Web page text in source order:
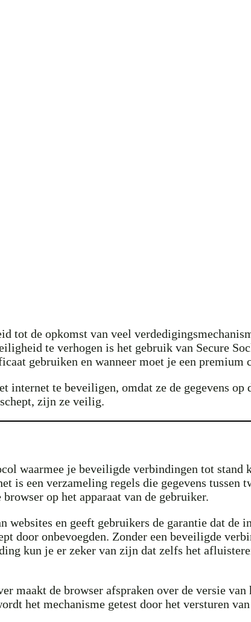
tot de opkomst van veel
te verhogen is het gebruik van Secure
gebruiken en wanneer moet je een
internet te beveiligen, omdat ze de gegevens
zijn ze veilig.
waarmee je beveiligde verbindingen tot stand
is een verzameling regels die gegevens tussen
op het apparaat van de gebruiker.
en geeft gebruikers de garantie dat de
door onbevoegden. Zonder een beveiligde
kun je er zeker van zijn dat zelfs het
maakt de browser afspraken over de versie
het mechanisme getest door het versturen